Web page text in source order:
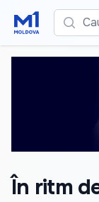
Caută
În ritm